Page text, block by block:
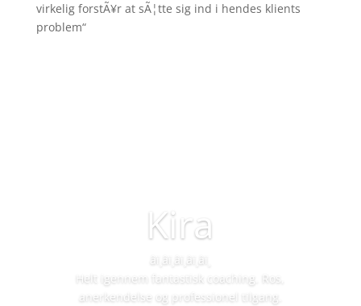
virkelig forstÃ¥r at sÃ¦tte sig ind i hendes klients
problem“
Kira
â­ï¸â­ï¸â­ï¸â­ï¸â­ï¸
Helt igennem fantastisk coaching. Ros,
anerkendelse og professionel tilgang.